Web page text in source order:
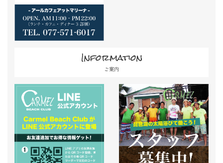
Information
ご案内